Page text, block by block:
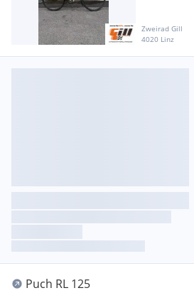
Zweirad Gill
4020 Linz
Puch RL 125